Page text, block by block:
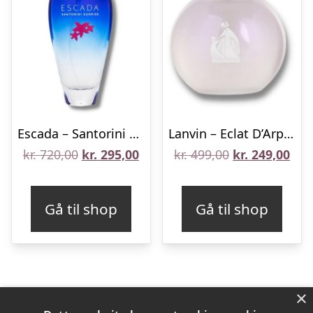
Escada – Santorini Sunrise – 100 ml – Edt
kr.720,00 Den
kr. 720,00.
kr. 295,00Den
kr. 295,00.
Gå til shop
Lanvin – Eclat D’Arpege Sheer – 50 ml – Edt
kr.499,00 Den
kr. 499,00.
kr. 249,00Den
kr.
Gå til shop
×